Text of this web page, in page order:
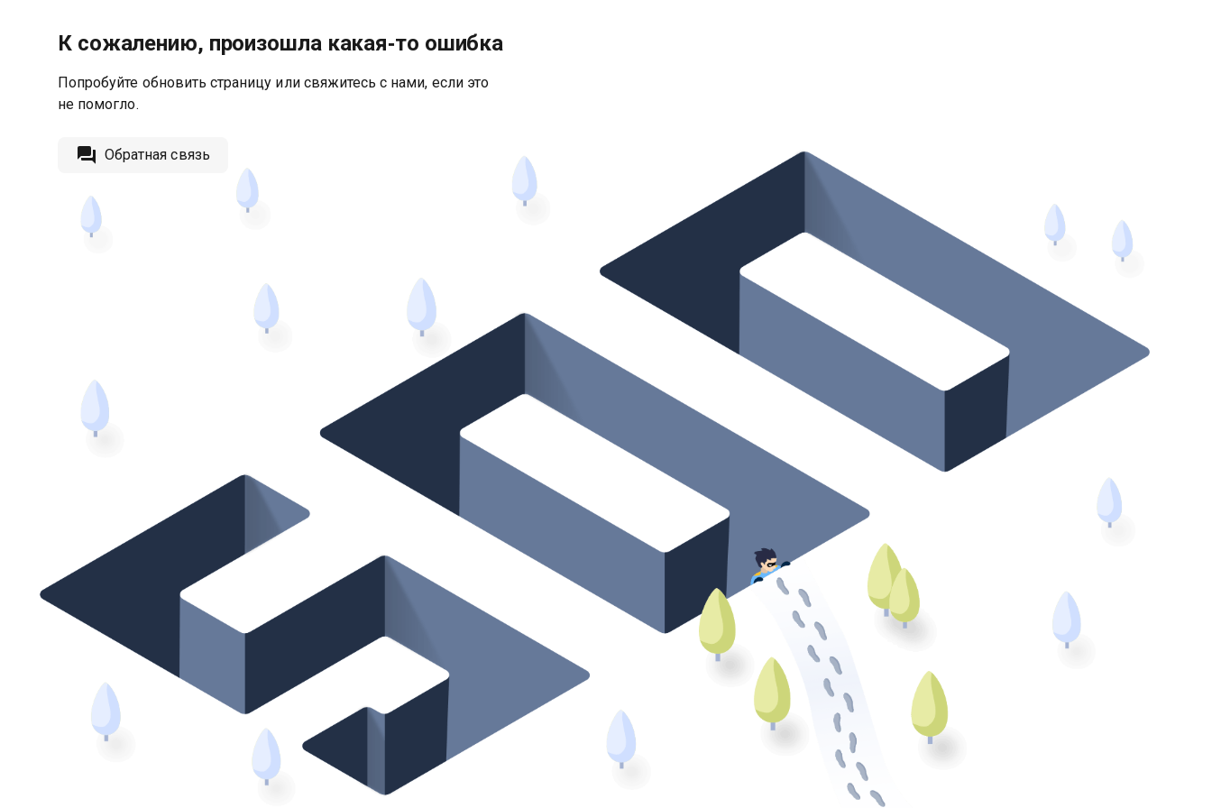
К сожалению, произошла какая‑то ошибка
Попробуйте обновить страницу или свяжитесь с нами, если это
не помогло.
Обратная связь